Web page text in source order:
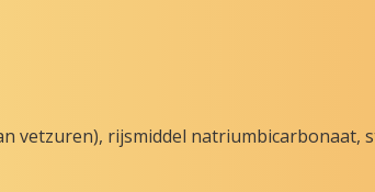
vetzuren), rijsmiddel natriumbicarbonaat,